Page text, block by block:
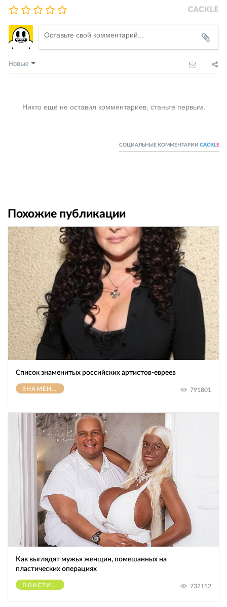
Новые
Никто ещё не оставил комментариев, станьте первым.
СОЦИАЛЬНЫЕ КОММЕНТАРИИ CACKL E
Похожие публикации
Список знаменитых российских артистов-евреев
ЗНАМЕНИТОСТИ 791801
Как выглядят мужья женщин, помешанных на
пластических операциях
ПЛАСТИЧЕСКИЕ ОПЕРАЦИИ 732152